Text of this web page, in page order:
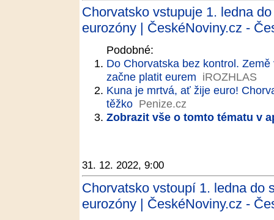
Chorvatsko vstupuje 1. ledna
eurozóny | ČeskéNoviny.cz -
Podobné:
Do Chorvatska bez kontrol.
začne platit eurem iROZHLAS
Kuna je mrtvá, ať žije euro!
těžko Penize.cz
Zobrazit vše o tomto tématu v
31. 12. 2022, 9:00
Chorvatsko vstoupí 1. ledna do
eurozóny | ČeskéNoviny.cz -